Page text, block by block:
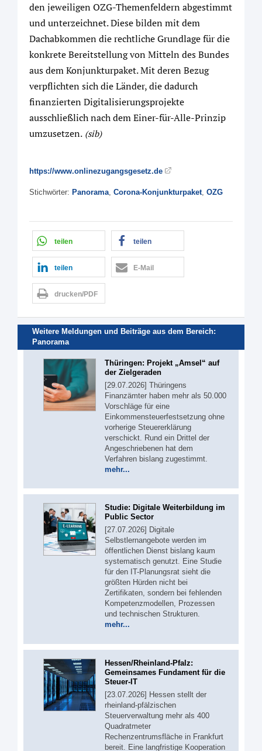
den jeweiligen OZG-Themenfeldern abgestimmt
und unterzeichnet. Diese bilden mit dem
Dachabkommen die rechtliche Grundlage für die
konkrete Bereitstellung von Mitteln des Bundes
aus dem Konjunkturpaket. Mit deren Bezug
verpflichten sich die Länder, die dadurch
finanzierten Digitalisierungsprojekte
ausschließlich nach dem Einer-für-Alle-Prinzip
umzusetzen. (sib)
https://www.onlinezugangsgesetz.de
Stichwörter: Panorama, Corona-Konjunkturpaket, OZG
teilen teilen
teilen E-Mail
drucken/PDF
Weitere Meldungen und Beiträge aus dem Bereich:
Panorama
Thüringen: Projekt „Amsel“ auf
der Zielgeraden
[29.07.2026] Thüringens
Finanzämter haben mehr als 50.000
Vorschläge für eine
Einkommensteuerfestsetzung ohne
vorherige Steuererklärung
verschickt. Rund ein Drittel der
Angeschriebenen hat dem
Verfahren bislang zugestimmt.
mehr...
Studie: Digitale Weiterbildung im
Public Sector
[27.07.2026] Digitale
Selbstlernangebote werden im
öffentlichen Dienst bislang kaum
systematisch genutzt. Eine Studie
für den IT-Planungsrat sieht die
größten Hürden nicht bei
Zertifikaten, sondern bei fehlenden
Kompetenzmodellen, Prozessen
und technischen Strukturen.
mehr...
Hessen/Rheinland-Pfalz:
Gemeinsames Fundament für die
Steuer-IT
[23.07.2026] Hessen stellt der
rheinland-pfälzischen
Steuerverwaltung mehr als 400
Quadratmeter
Rechenzentrumsfläche in Frankfurt
bereit. Eine langfristige Kooperation